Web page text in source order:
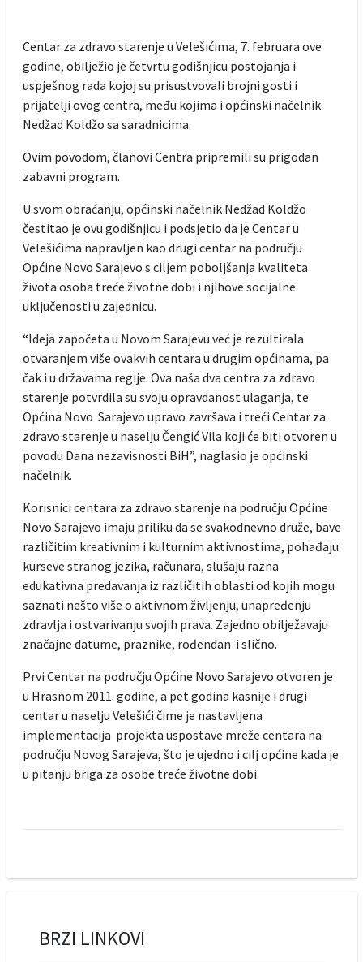
Centar za zdravo starenje u Velešićima, 7. februara ove
godine, obilježio je četvrtu godišnjicu postojanja i
uspješnog rada kojoj su prisustvovali brojni gosti i
prijatelji ovog centra, među kojima i općinski načelnik
Nedžad Koldžo sa saradnicima.
Ovim povodom, članovi Centra pripremili su prigodan
zabavni program.
U svom obraćanju, općinski načelnik Nedžad Koldžo
čestitao je ovu godišnjicu i podsjetio da je Centar u
Velešićima napravljen kao drugi centar na području
Općine Novo Sarajevo s ciljem poboljšanja kvaliteta
života osoba treće životne dobi i njihove socijalne
uključenosti u zajednicu.
“Ideja započeta u Novom Sarajevu već je rezultirala
otvaranjem više ovakvih centara u drugim općinama, pa
čak i u državama regije. Ova naša dva centra za zdravo
starenje potvrdila su svoju opravdanost ulaganja, te
Općina Novo Sarajevo upravo završava i treći Centar za
zdravo starenje u naselju Čengić Vila koji će biti otvoren u
povodu Dana nezavisnosti BiH”, naglasio je općinski
načelnik.
Korisnici centara za zdravo starenje na području Općine
Novo Sarajevo imaju priliku da se svakodnevno druže, bave
različitim kreativnim i kulturnim aktivnostima, pohađaju
kurseve stranog jezika, računara, slušaju razna
edukativna predavanja iz različitih oblasti od kojih mogu
saznati nešto više o aktivnom življenju, unapređenju
zdravlja i ostvarivanju svojih prava. Zajedno obilježavaju
značajne datume, praznike, rođendan i slično.
Prvi Centar na području Općine Novo Sarajevo otvoren je
u Hrasnom 2011. godine, a pet godina kasnije i drugi
centar u naselju Velešići čime je nastavljena
implementacija projekta uspostave mreže centara na
području Novog Sarajeva, što je ujedno i cilj općine kada je
u pitanju briga za osobe treće životne dobi.
BRZI LINKOVI